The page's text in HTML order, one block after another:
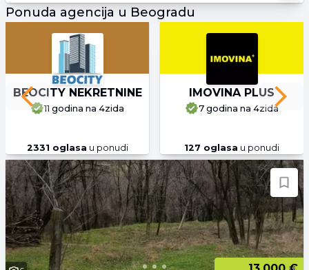
Ponuda agencija u Beogradu
BEOCITY NEKRETNINE
11 godina na 4zida
2331 oglasa u ponudi
IMOVINA PLUS
7 godina na 4zida
127 oglasa u ponudi
Previous slide Next